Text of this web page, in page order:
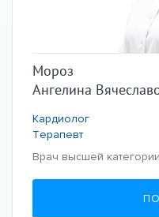
Мороз
Ангелина
Кардиолог
Терапевт
Врач высшей категории